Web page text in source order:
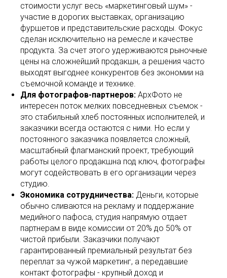
стоимости услуг весь «маркетинговый шум» -
участие в дорогих выставках, организацию
фуршетов и представительские расходы. Фокус
сделан исключительно на ремесле и качестве
продукта. За счет этого удерживаются рыночные
цены на сложнейший продакшн, а решения часто
выходят выгоднее конкурентов без экономии на
съемочной команде и технике.
Для фотографов-партнеров: АрхФото не
интересен поток мелких повседневных съемок -
это стабильный хлеб постоянных исполнителей, и
заказчики всегда остаются с ними. Но если у
постоянного заказчика появляется сложный,
масштабный флагманский проект, требующий
работы целого продакшна под ключ, фотографы
могут содействовать в его организации через
студию.
Экономика сотрудничества: Деньги, которые
обычно сливаются на рекламу и поддержание
медийного пафоса, студия напрямую отдает
партнерам в виде комиссии от 20% до 50% от
чистой прибыли. Заказчики получают
гарантированный премиальный результат без
переплат за чужой маркетинг, а передавшие
контакт фотографы - крупный доход и